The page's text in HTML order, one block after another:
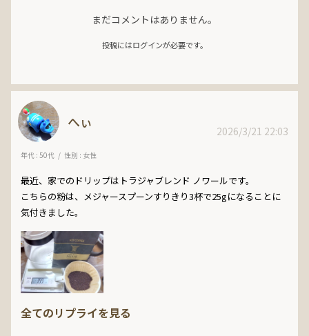
まだコメントはありません。
投稿にはログインが必要です。
へぃ
年代 : 50代 性別 : 女性
最近、家でのドリップはトラジャブレンド ノワールです。
こちらの粉は、メジャースプーンすりきり3杯で25gになることに
気付きました。
2026/3/21 22:03
全てのリプライを見る